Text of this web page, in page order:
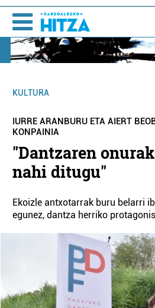
KULTURA
IURRE ARANBURU ETA AIERT
KONPAINIA
"Dantzaren
nahi ditugu"
Ekoizle antxotarrak buru belarri
egunez, dantza herriko